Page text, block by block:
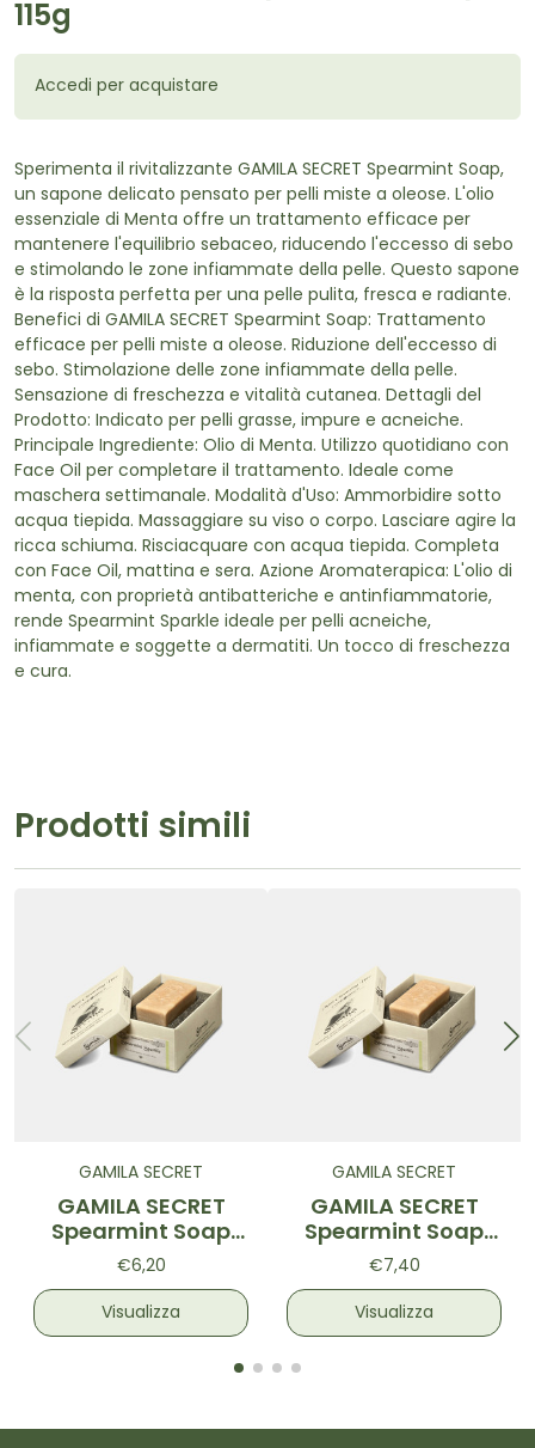
115g
Accedi per acquistare
Sperimenta il rivitalizzante GAMILA SECRET Spearmint Soap,
un sapone delicato pensato per pelli miste a oleose. L'olio
essenziale di Menta offre un trattamento efficace per
mantenere l'equilibrio sebaceo, riducendo l'eccesso di sebo
e stimolando le zone infiammate della pelle. Questo sapone
è la risposta perfetta per una pelle pulita, fresca e radiante.
Benefici di GAMILA SECRET Spearmint Soap: Trattamento
efficace per pelli miste a oleose. Riduzione dell'eccesso di
sebo. Stimolazione delle zone infiammate della pelle.
Sensazione di freschezza e vitalità cutanea. Dettagli del
Prodotto: Indicato per pelli grasse, impure e acneiche.
Principale Ingrediente: Olio di Menta. Utilizzo quotidiano con
Face Oil per completare il trattamento. Ideale come
maschera settimanale. Modalità d'Uso: Ammorbidire sotto
acqua tiepida. Massaggiare su viso o corpo. Lasciare agire la
ricca schiuma. Risciacquare con acqua tiepida. Completa
con Face Oil, mattina e sera. Azione Aromaterapica: L'olio di
menta, con proprietà antibatteriche e antinfiammatorie,
rende Spearmint Sparkle ideale per pelli acneiche,
infiammate e soggette a dermatiti. Un tocco di freschezza
e cura.
Prodotti simili
GAMILA SECRET
GAMILA SECRET
Spearmint Soap
115g TESTER
€6,20
Visualizza
GAMILA SECRET
GAMILA SECRET
Spearmint Soap
Mini 30g
€7,40
Visualizza